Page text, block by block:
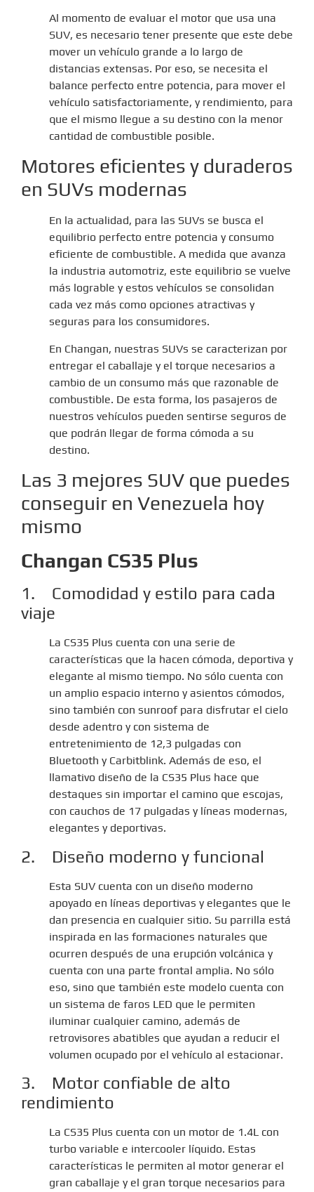
Al momento de evaluar el motor que usa una
SUV, es necesario tener presente que este debe
mover un vehículo grande a lo largo de
distancias extensas. Por eso, se necesita el
balance perfecto entre potencia, para mover el
vehículo satisfactoriamente, y rendimiento, para
que el mismo llegue a su destino con la menor
cantidad de combustible posible.
Motores eficientes y duraderos
en SUVs modernas
En la actualidad, para las SUVs se busca el
equilibrio perfecto entre potencia y consumo
eficiente de combustible. A medida que avanza
la industria automotriz, este equilibrio se vuelve
más lograble y estos vehículos se consolidan
cada vez más como opciones atractivas y
seguras para los consumidores.
En Changan, nuestras SUVs se caracterizan por
entregar el caballaje y el torque necesarios a
cambio de un consumo más que razonable de
combustible. De esta forma, los pasajeros de
nuestros vehículos pueden sentirse seguros de
que podrán llegar de forma cómoda a su
destino.
Las 3 mejores SUV que puedes
conseguir en Venezuela hoy
mismo
Changan CS35 Plus
1. Comodidad y estilo para cada
viaje
La CS35 Plus cuenta con una serie de
características que la hacen cómoda, deportiva y
elegante al mismo tiempo. No sólo cuenta con
un amplio espacio interno y asientos cómodos,
sino también con sunroof para disfrutar el cielo
desde adentro y con sistema de
entretenimiento de 12,3 pulgadas con
Bluetooth y Carbitblink. Además de eso, el
llamativo diseño de la CS35 Plus hace que
destaques sin importar el camino que escojas,
con cauchos de 17 pulgadas y líneas modernas,
elegantes y deportivas.
2. Diseño moderno y funcional
Esta SUV cuenta con un diseño moderno
apoyado en líneas deportivas y elegantes que le
dan presencia en cualquier sitio. Su parrilla está
inspirada en las formaciones naturales que
ocurren después de una erupción volcánica y
cuenta con una parte frontal amplia. No sólo
eso, sino que también este modelo cuenta con
un sistema de faros LED que le permiten
iluminar cualquier camino, además de
retrovisores abatibles que ayudan a reducir el
volumen ocupado por el vehículo al estacionar.
3. Motor confiable de alto
rendimiento
La CS35 Plus cuenta con un motor de 1.4L con
turbo variable e intercooler líquido. Estas
características le permiten al motor generar el
gran caballaje y el gran torque necesarios para